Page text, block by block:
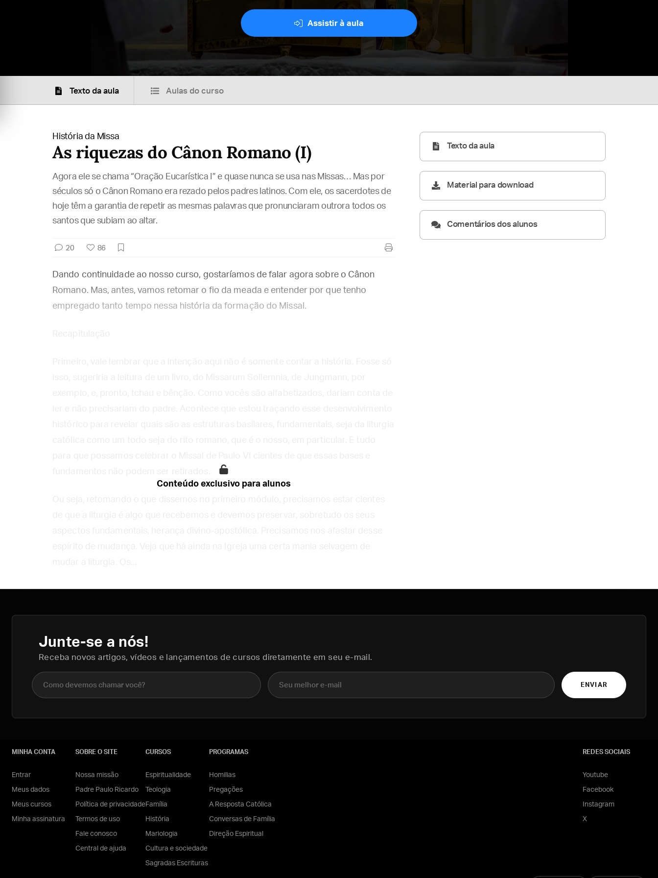
Assistir à aula
Texto da aula Aulas do curso
História da Missa
As riquezas do Cânon Romano (I)
Agora ele se chama “Oração Eucarística I” e quase nunca se usa nas Missas… Mas por
séculos só o Cânon Romano era rezado pelos padres latinos. Com ele, os sacerdotes de
hoje têm a garantia de repetir as mesmas palavras que pronunciaram outrora todos os
santos que subiam ao altar.
20 86
Dando continuidade ao nosso curso, gostaríamos de falar agora sobre o Cânon
Romano. Mas, antes, vamos retomar o fio da meada e entender por que tenho
empregado tanto tempo nessa história da formação do Missal.
Conteúdo exclusivo para alunos
Texto da aula
Material para download
Comentários dos alunos
Junte-se a nós!
Receba novos artigos, vídeos e lançamentos de cursos diretamente em seu e-mail.
Nome completo E-mail
ENVIAR
MINHA CONTA
Entrar
Meus dados
Meus cursos
Minha assinatura
SOBRE O SITE
Nossa missão
Padre Paulo Ricardo
Política de privacidade
Termos de uso
Fale conosco
Central de ajuda
CURSOS
Espiritualidade
Teologia
Família
História
Mariologia
Cultura e sociedade
Sagradas Escrituras
PROGRAMAS
Homilias
Pregações
A Resposta Católica
Conversas de Família
Direção Espiritual
REDES SOCIAIS
Youtube
Facebook
Instagram
X